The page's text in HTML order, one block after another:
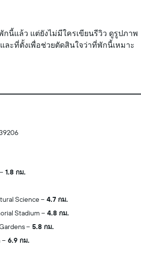
นี้แล้ว แต่ยังไม่มีใครเขียนรีวิว ดูรูปภาพ
ละที่ตั้งเพื่อช่วยตัดสินใจว่าที่พักนี้เหมาะ
1.8 กม.
Science
4.7 กม.
Stadium
4.8 กม.
5.8 กม.
6.9 กม.